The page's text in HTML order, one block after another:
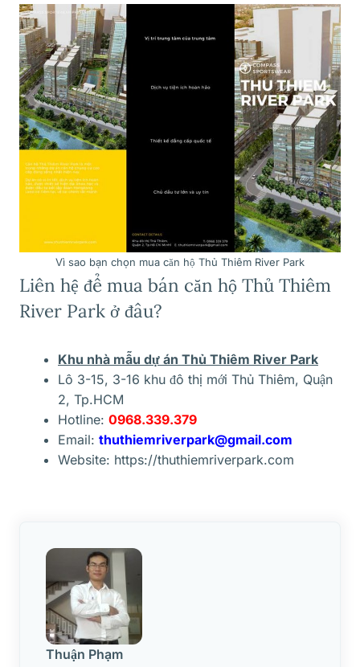
Vì sao bạn chọn mua căn hộ Thủ Thiêm River Park
Liên hệ để mua bán căn hộ Thủ Thiêm
River Park ở đâu?
Khu nhà mẫu dự án Thủ Thiêm River Park
Lô 3-15, 3-16 khu đô thị mới Thủ Thiêm, Quận
2, Tp.HCM
Hotline: 0968.339.379
Email: thuthiemriverpark@gmail.com
Website: https://thuthiemriverpark.com
Thuận Phạm